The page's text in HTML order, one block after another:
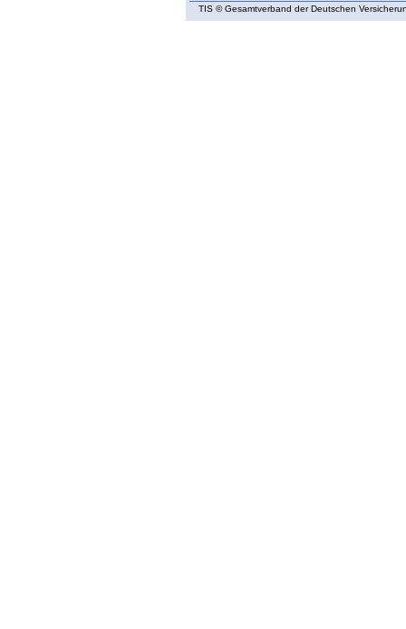
TIS © Gesamtverband der Deutschen